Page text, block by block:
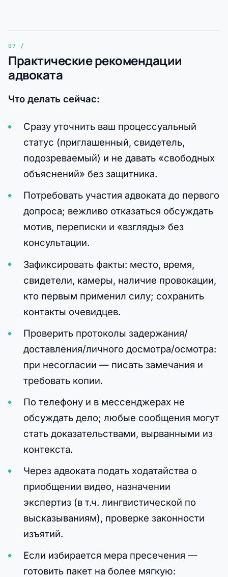
Практические рекомендации
адвоката
Что делать сейчас:
Сразу уточнить ваш процессуальный
статус (приглашенный, свидетель,
подозреваемый) и не давать «свободных
объяснений» без защитника.
Потребовать участия адвоката до первого
допроса; вежливо отказаться обсуждать
мотив, переписки и «взгляды» без
консультации.
Зафиксировать факты: место, время,
свидетели, камеры, наличие провокации,
кто первым применил силу; сохранить
контакты очевидцев.
Проверить протоколы задержания/
доставления/личного досмотра/осмотра:
при несогласии — писать замечания и
требовать копии.
По телефону и в мессенджерах не
обсуждать дело; любые сообщения могут
стать доказательствами, вырванными из
контекста.
Через адвоката подать ходатайства о
приобщении видео, назначении
экспертиз (в т.ч. лингвистической по
высказываниям), проверке законности
изъятий.
Если избирается мера пресечения —
готовить пакет на более мягкую: